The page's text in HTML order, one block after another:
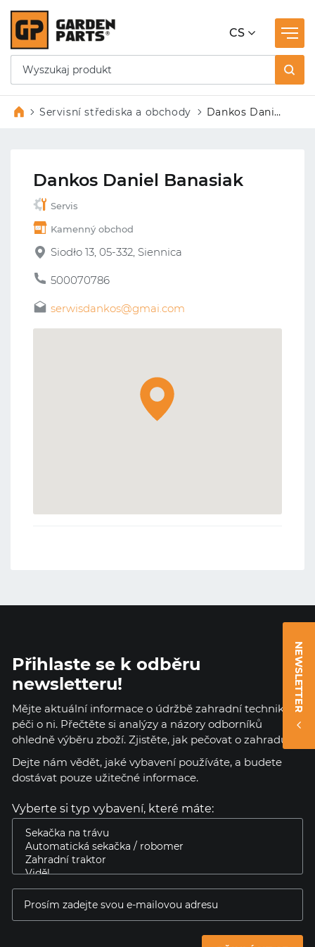
CS
Servisní střediska a obchody
Dankos Daniel
Dankos Daniel Banasiak
Servis
Kamenný obchod
Siodło 13, 05-332, Siennica
500070786
serwisdankos@gmai.com
NEWSLETTER
Přihlaste se k odběru
newsletteru!
Mějte aktuální informace o údržbě zahradní techniky a
péči o ni. Přečtěte si analýzy a názory odborníků
ohledně výběru zboží. Zjistěte, jak pečovat o zahradu.
Dejte nám vědět, jaké vybavení používáte, a budete
dostávat pouze užitečné informace.
Vyberte si typ vybavení, které máte: